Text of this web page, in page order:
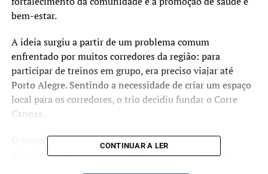
bem-estar.
A ideia surgiu a partir de um problema comum
enfrentado por muitos corredores da região: para
participar de treinos em grupo, era preciso viajar até
Porto Alegre. Sentindo a necessidade de criar um espaço
local para os corredores, o trio decidiu fundar o Corre
Canoas.
O projeto, que nasceu com o objetivo de reunir os
amantes da corrida em um ambiente de inclusão e
CONTINUAR A LER